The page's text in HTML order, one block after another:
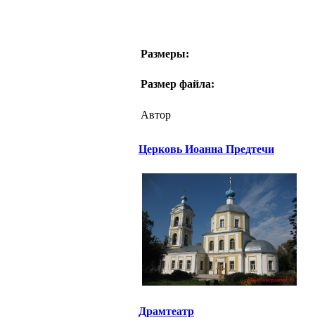
Размеры:
Размер файла:
Автор
Церковь Иоанна Предтечи
Драмтеатр